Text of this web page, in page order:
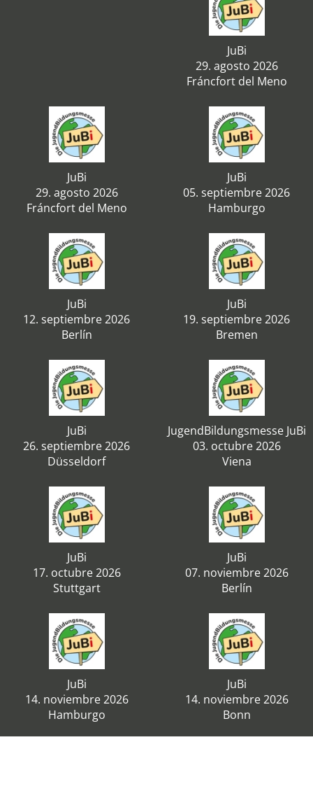
JuBi
29. agosto 2026
Fráncfort del Meno
JuBi
29. agosto 2026
Fráncfort del Meno
JuBi
05. septiembre 2026
Hamburgo
JuBi
12. septiembre 2026
Berlín
JuBi
19. septiembre 2026
Bremen
JuBi
26. septiembre 2026
Düsseldorf
JugendBildungsmesse JuBi
03. octubre 2026
Viena
JuBi
17. octubre 2026
Stuttgart
JuBi
07. noviembre 2026
Berlín
JuBi
14. noviembre 2026
Hamburgo
JuBi
14. noviembre 2026
Bonn